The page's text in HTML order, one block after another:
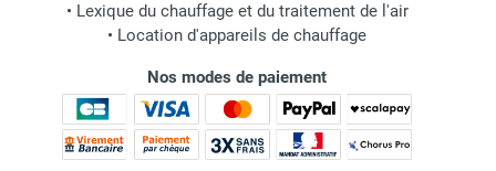
• Lexique du chauffage et du traitement de l'air
• Location d'appareils de chauffage
Nos modes de paiement